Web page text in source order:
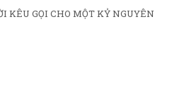
KÊU GỌI CHO MỘT KỶ NGUYÊN